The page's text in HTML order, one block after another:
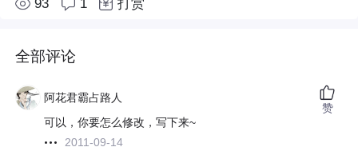
93 1 打赏
全部评论
阿花君霸占路人
可以，你要怎么修改，写下来~
2011-09-14
赞